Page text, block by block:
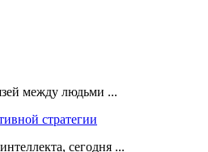
между людьми ...
стратегии
сегодня ...